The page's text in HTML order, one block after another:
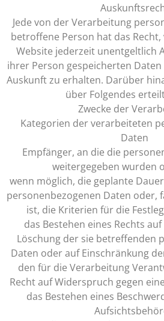
Jede von der Verarbeitung
betroffene Person hat das
Website jederzeit unentgeltlich
ihrer Person gespeicherten
Auskunft zu erhalten. Darüber
über Folgendes
Zwecke der
Kategorien der verarbeiteten
Daten
Empfänger, an die die
weitergegeben wurden
wenn möglich, die geplante
personenbezogenen Daten oder,
ist, die Kriterien für die
das Bestehen eines Rechts
Löschung der sie betreffenden
Daten oder auf Einschränkung
den für die Verarbeitung
Recht auf Widerspruch gegen
das Bestehen eines